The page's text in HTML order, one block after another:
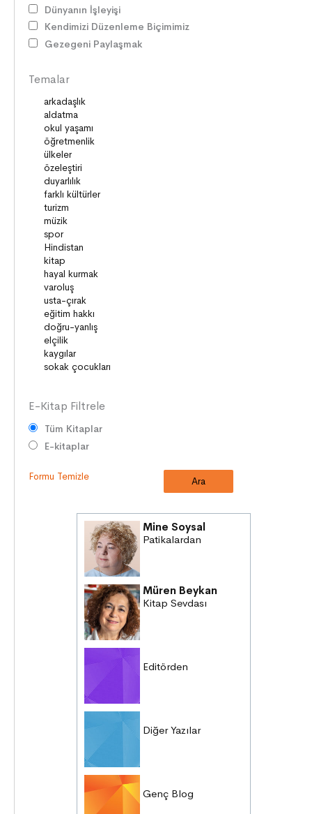
HAKLAR
BİLİM ve TEKNOLOJİ
DİLİMİZİN ZENGİNLİĞİ
KİŞİSEL GELİŞİM
SAĞLIK
MİLLİ MÜCADELE
OKUMA KÜLTÜRÜ
GELENEKLER
ERDEMLER
DESTANLAR
SANAT
DEĞERLERİMİZ
ÇOCUK DÜNYASI
TARİH
VATANDAŞLIK
MİLLİ KÜLTÜR
DUYGULAR
HAYAL GÜCÜ
Dünyanın İşleyişi
Kendimizi Düzenleme Biçimimiz
Gezegeni Paylaşmak
Temalar
E-Kitap Filtrele
Tüm Kitaplar
E-kitaplar
Formu Temizle
Mine Soysal
Patikalardan
Müren Beykan
Kitap Sevdası
Editörden
Diğer Yazılar
Genç Blog